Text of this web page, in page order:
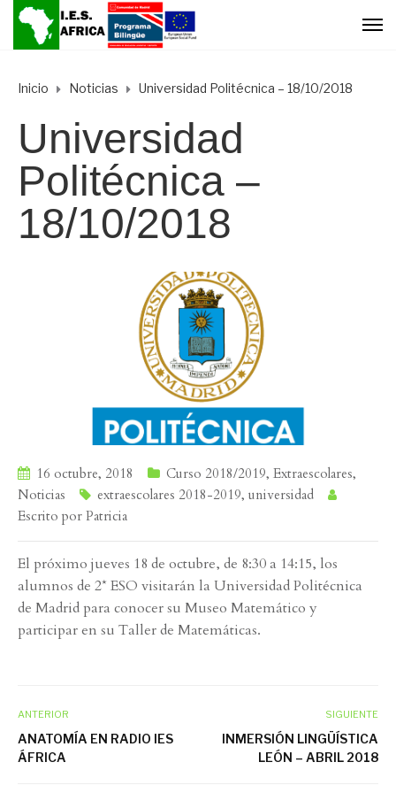
Inicio Noticias Universidad Politécnica – 18/10/2018
Universidad
Politécnica –
18/10/2018
16 octubre, 2018 Curso 2018/2019, Extraescolares,
Noticias
extraescolares 2018-2019, universidad
Escrito por Patricia
El próximo jueves 18 de octubre, de 8:30 a 14:15, los
alumnos de 2* ESO visitarán la Universidad Politécnica
de Madrid para conocer su Museo Matemático y
participar en su Taller de Matemáticas.
ANTERIOR
ANATOMÍA EN RADIO IES
ÁFRICA
SIGUIENTE
INMERSIÓN LINGÜÍSTICA
LEÓN – ABRIL 2018